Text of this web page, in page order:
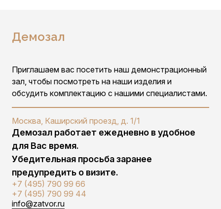
Демозал
Приглашаем вас посетить наш демонстрационный
зал, чтобы посмотреть на наши изделия и
обсудить комплектацию с нашими специалистами.
Москва, Каширский проезд, д. 1/1
Демозал работает ежедневно в удобное
для Вас время.
Убедительная просьба заранее
предупредить о визите.
+7 (495) 790 99 66
+7 (495) 790 99 44
info@zatvor.ru